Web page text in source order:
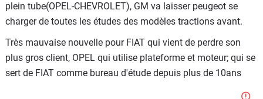
plein tube(OPEL-CHEVROLET), GM va laisser peugeot se
charger de toutes les études des modèles tractions avant.
Très mauvaise nouvelle pour FIAT qui vient de perdre son
plus gros client, OPEL qui utilise plateforme et moteur; qui se
sert de FIAT comme bureau d'étude depuis plus de 10ans